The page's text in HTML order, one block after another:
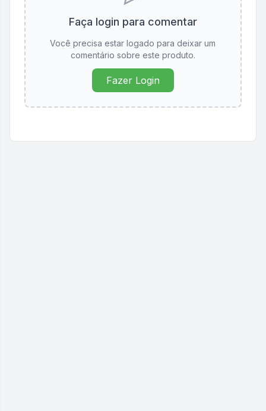
Faça login para comentar
Você precisa estar logado para deixar um
comentário sobre este produto.
Fazer Login